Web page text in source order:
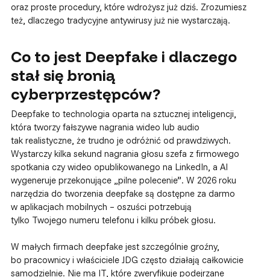
oraz proste procedury, które wdrożysz już dziś. Zrozumiesz
też, dlaczego tradycyjne antywirusy już nie wystarczają.
Co to jest Deepfake i dlaczego
stał się bronią
cyberprzestępców?
Deepfake to technologia oparta na sztucznej inteligencji,
która tworzy fałszywe nagrania wideo lub audio
tak realistyczne, że trudno je odróżnić od prawdziwych.
Wystarczy kilka sekund nagrania głosu szefa z firmowego
spotkania czy wideo opublikowanego na LinkedIn, a AI
wygeneruje przekonujące „pilne polecenie”. W 2026 roku
narzędzia do tworzenia deepfake są dostępne za darmo
w aplikacjach mobilnych – oszuści potrzebują
tylko Twojego numeru telefonu i kilku próbek głosu.
W małych firmach deepfake jest szczególnie groźny,
bo pracownicy i właściciele JDG często działają całkowicie
samodzielnie. Nie ma IT, które zweryfikuje podejrzane